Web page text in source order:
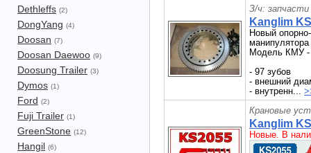
Dethleffs (2)
DongYang (4)
Doosan (7)
Doosan Daewoo (9)
Doosung Trailer (3)
Dymos (1)
Ford (2)
Fuji Trailer (1)
GreenStone (12)
Hangil (6)
З/ч:
Kanglim
Новый
Модель КМУ -
- 97 зубов
- внешний
- внутренн...
Крановые
Kanglim
Новые. В